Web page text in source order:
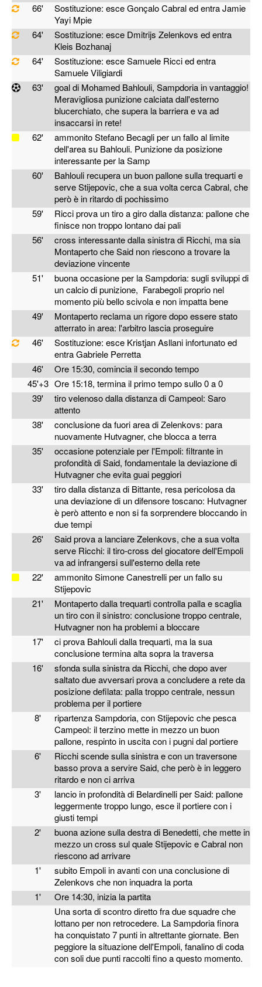
66'
Sostituzione: esce Gonçalo Cabral ed entra Jamie
Yayi Mpie
64'
Sostituzione: esce Dmitrijs Zelenkovs ed entra
Kleis Bozhanaj
64'
Sostituzione: esce Samuele Ricci ed entra
Samuele Viligiardi
63'
goal di Mohamed Bahlouli, Sampdoria in vantaggio!
Meravigliosa punizione calciata dall'esterno
blucerchiato, che supera la barriera e va ad
insaccarsi in rete!
62'
ammonito Stefano Becagli per un fallo al limite
dell'area su Bahlouli. Punizione da posizione
interessante per la Samp
60'
Bahlouli recupera un buon pallone sulla trequarti e
serve Stijepovic, che a sua volta cerca Cabral, che
però è in ritardo di pochissimo
59'
Ricci prova un tiro a giro dalla distanza: pallone che
finisce non troppo lontano dai pali
56'
cross interessante dalla sinistra di Ricchi, ma sia
Montaperto che Said non riescono a trovare la
deviazione vincente
51'
buona occasione per la Sampdoria: sugli sviluppi di
un calcio di punizione, Farabegoli proprio nel
momento più bello scivola e non impatta bene
49'
Montaperto reclama un rigore dopo essere stato
atterrato in area: l'arbitro lascia proseguire
46'
Sostituzione: esce Kristjan Asllani infortunato ed
entra Gabriele Perretta
46'
Ore 15:30, comincia il secondo tempo
45'+3 Ore 15:18, termina il primo tempo sullo 0 a 0
39'
tiro velenoso dalla distanza di Campeol: Saro
attento
38'
conclusione da fuori area di Zelenkovs: para
nuovamente Hutvagner, che blocca a terra
35'
occasione potenziale per l'Empoli: filtrante in
profondità di Said, fondamentale la deviazione di
Hutvagner che evita guai peggiori
33'
tiro dalla distanza di Bittante, resa pericolosa da
una deviazione di un difensore toscano: Hutvagner
è però attento e non si fa sorprendere bloccando in
due tempi
26'
Said prova a lanciare Zelenkovs, che a sua volta
serve Ricchi: il tiro-cross del giocatore dell'Empoli
va ad infrangersi sull'esterno della rete
22'
ammonito Simone Canestrelli per un fallo su
Stijepovic
21'
Montaperto dalla trequarti controlla palla e scaglia
un tiro con il sinistro: conclusione troppo centrale,
Hutvagner non ha problemi a bloccare
17'
ci prova Bahlouli dalla trequarti, ma la sua
conclusione termina alta sopra la traversa
16'
sfonda sulla sinistra da Ricchi, che dopo aver
saltato due avversari prova a concludere a rete da
posizione defilata: palla troppo centrale, nessun
problema per il portiere
8'
ripartenza Sampdoria, con Stijepovic che pesca
Campeol: il terzino mette in mezzo un buon
pallone, respinto in uscita con i pugni dal portiere
6'
Ricchi scende sulla sinistra e con un traversone
basso prova a servire Said, che però è in leggero
ritardo e non ci arriva
3'
lancio in profondità di Belardinelli per Said: pallone
leggermente troppo lungo, esce il portiere con i
giusti tempi
2'
buona azione sulla destra di Benedetti, che mette in
mezzo un cross sul quale Stijepovic e Cabral non
riescono ad arrivare
1'
subito Empoli in avanti con una conclusione di
Zelenkovs che non inquadra la porta
1'
Ore 14:30, inizia la partita
Una sorta di scontro diretto fra due squadre che
lottano per non retrocedere. La Sampdoria finora
ha conquistato 7 punti in altrettante giornate. Ben
peggiore la situazione dell'Empoli, fanalino di coda
con soli due punti raccolti fino a questo momento.